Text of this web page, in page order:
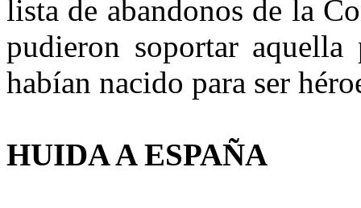
lista de abandonos de la
pudieron soportar
habían nacido para ser
HUIDA A ESPAÑA